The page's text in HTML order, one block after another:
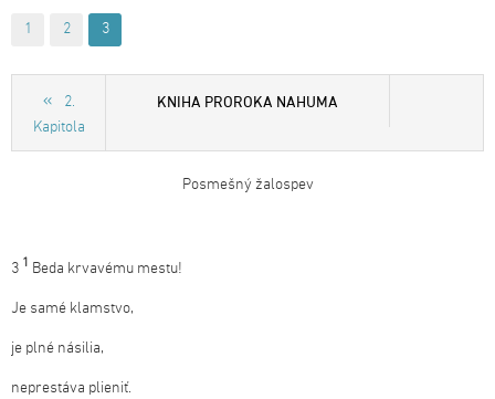
1 2 3
2.
Kapitola
KNIHA PROROKA NAHUMA
Posmešný žalospev
3 1 Beda krvavému mestu!
Je samé klamstvo,
je plné násilia,
neprestáva plieniť.